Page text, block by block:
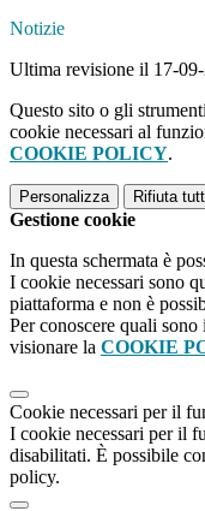
Notizie
Ultima revisione il 17-
Questo sito o gli
cookie necessari al
COOKIE POLICY.
Personalizza Rifiuta
Gestione cookie
In questa schermata è
I cookie necessari sono
piattaforma e non è
Per conoscere quali
visionare la COOKIE
Cookie necessari per il
I cookie necessari per il
disabilitati. È possibile
policy.